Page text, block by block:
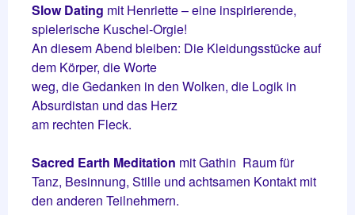
Slow Dating mit Henriette – eine inspirierende,
spielerische Kuschel-Orgie!
An diesem Abend bleiben: Die Kleidungsstücke auf
dem Körper, die Worte
weg, die Gedanken in den Wolken, die Logik in
Absurdistan und das Herz
am rechten Fleck.
Sacred Earth Meditation mit Gathin Raum für
Tanz, Besinnung, Stille und achtsamen Kontakt mit
den anderen Teilnehmern.